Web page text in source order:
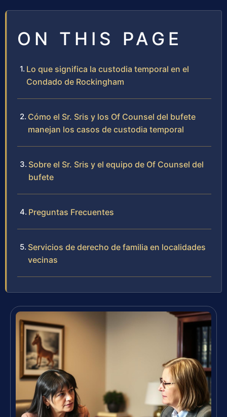
ON THIS PAGE
Lo que significa la custodia temporal en el
Condado de Rockingham
Cómo el Sr. Sris y los Of Counsel del bufete
manejan los casos de custodia temporal
Sobre el Sr. Sris y el equipo de Of Counsel del
bufete
Preguntas Frecuentes
Servicios de derecho de familia en localidades
vecinas